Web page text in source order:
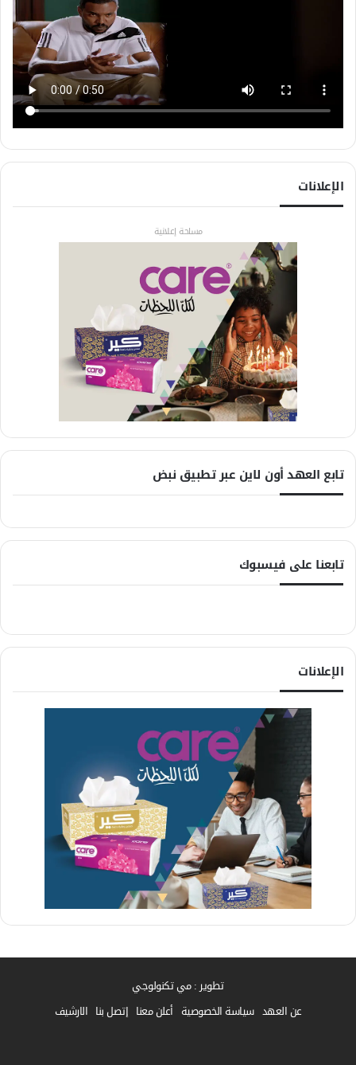
الإعلانات
مساحة إعلانية
تابع العهد أون لاين عبر تطبيق نبض
تابعنا على فيسبوك
الإعلانات
تطوير : مي تكنولوجي
عن العهد سياسة الخصوصية أعلن معنا إتصل بنا الارشيف